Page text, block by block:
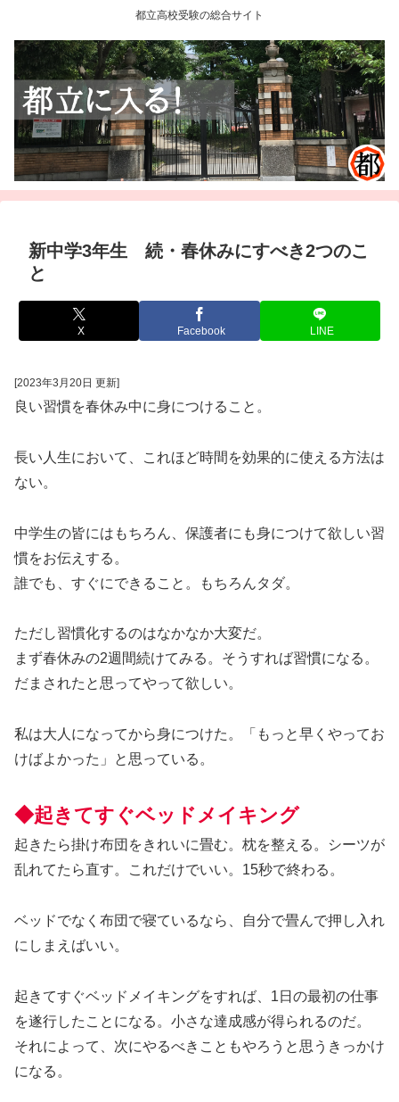
都立高校受験の総合サイト
新中学3年生 続・春休みにすべき2つのこ
と
X Facebook LINE
[2023年3月20日 更新]
良い習慣を春休み中に身につけること。
長い人生において、これほど時間を効果的に使える方法は
ない。
中学生の皆にはもちろん、保護者にも身につけて欲しい習
慣をお伝えする。
誰でも、すぐにできること。もちろんタダ。
ただし習慣化するのはなかなか大変だ。
まず春休みの2週間続けてみる。そうすれば習慣になる。
だまされたと思ってやって欲しい。
私は大人になってから身につけた。「もっと早くやってお
けばよかった」と思っている。
◆起きてすぐベッドメイキング
起きたら掛け布団をきれいに畳む。枕を整える。シーツが
乱れてたら直す。これだけでいい。15秒で終わる。
ベッドでなく布団で寝ているなら、自分で畳んで押し入れ
にしまえばいい。
起きてすぐベッドメイキングをすれば、1日の最初の仕事
を遂行したことになる。小さな達成感が得られるのだ。
それによって、次にやるべきこともやろうと思うきっかけ
になる。